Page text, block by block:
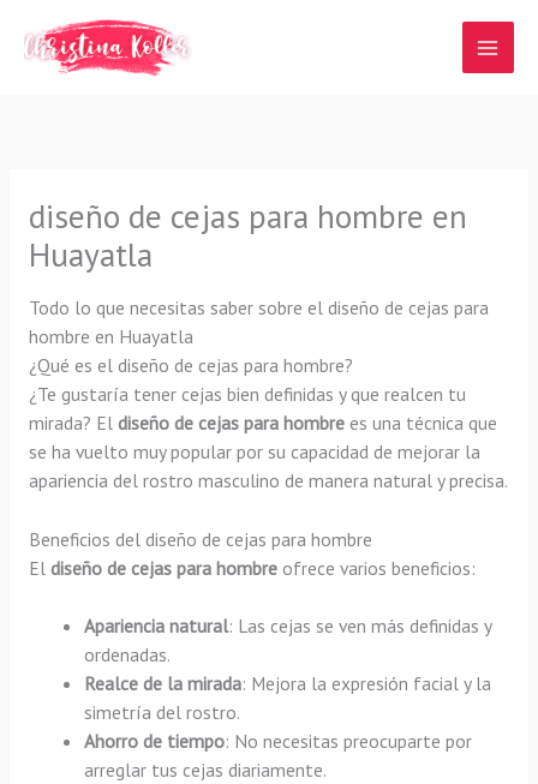
contenido
diseño de cejas para hombre en
Huayatla
Todo lo que necesitas saber sobre el diseño de cejas para
hombre en Huayatla
¿Qué es el diseño de cejas para hombre?
¿Te gustaría tener cejas bien definidas y que realcen tu
mirada? El diseño de cejas para hombrees una técnica que
se ha vuelto muy popular por su capacidad de mejorar la
apariencia del rostro masculino de manera natural y precisa.
Beneficios del diseño de cejas para hombre
El diseño de cejas para hombreofrece varios beneficios:
Apariencia natural: Las cejas se ven más definidas y
ordenadas.
Realce de la mirada: Mejora la expresión facial y la
simetría del rostro.
Ahorro de tiempo: No necesitas preocuparte por
arreglar tus cejas diariamente.